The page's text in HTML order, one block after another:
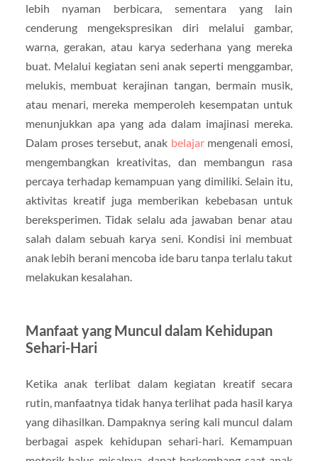
lebih nyaman berbicara, sementara yang lain
cenderung mengekspresikan diri melalui gambar,
warna, gerakan, atau karya sederhana yang mereka
buat. Melalui kegiatan seni anak seperti menggambar,
melukis, membuat kerajinan tangan, bermain musik,
atau menari, mereka memperoleh kesempatan untuk
menunjukkan apa yang ada dalam imajinasi mereka.
Dalam proses tersebut, anak belajarmengenali emosi,
mengembangkan kreativitas, dan membangun rasa
percaya terhadap kemampuan yang dimiliki. Selain itu,
aktivitas kreatif juga memberikan kebebasan untuk
bereksperimen. Tidak selalu ada jawaban benar atau
salah dalam sebuah karya seni. Kondisi ini membuat
anak lebih berani mencoba ide baru tanpa terlalu takut
melakukan kesalahan.
Manfaat yang Muncul dalam Kehidupan
Sehari-Hari
Ketika anak terlibat dalam kegiatan kreatif secara
rutin, manfaatnya tidak hanya terlihat pada hasil karya
yang dihasilkan. Dampaknya sering kali muncul dalam
berbagai aspek kehidupan sehari-hari. Kemampuan